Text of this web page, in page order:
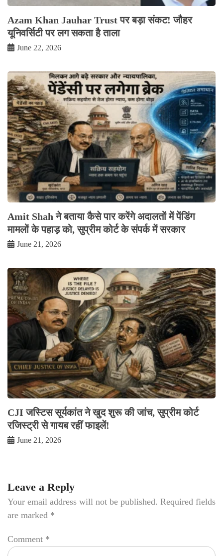
Azam Khan Jauhar Trust पर बड़ा संकट! जौहर
यूनिवर्सिटी पर लग सकता है ताला
June 22, 2026
Amit Shah ने बताया कैसे पार करेंगे अदालतों में पेंडिंग
मामलों के पहाड़ को, सुप्रीम कोर्ट के संपर्क में सरकार
June 21, 2026
CJI जस्टिस सूर्यकांत ने खुद शुरू की जांच, सुप्रीम कोर्ट
रजिस्ट्री से गायब रहीं फाइलें!
June 21, 2026
Leave a Reply
Your email address will not be published. Required fields
are marked *
Comment *